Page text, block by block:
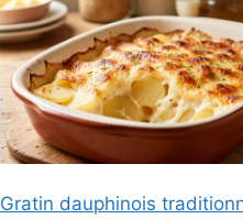
Gratin dauphinois